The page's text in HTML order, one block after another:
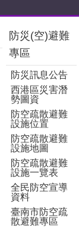
防災(空)避難
專區
防災訊息公告
西港區災害潛
勢圖資
防空疏散避難
設施位置
防空疏散避難
設施地圖
防空疏散避難
設施一覽表
全民防空宣導
資料
臺南市防空疏
散避難專區